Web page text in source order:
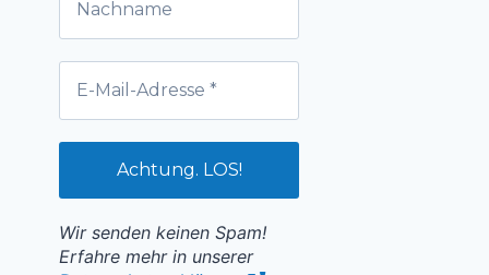
Wir senden keinen Spam!
Erfahre mehr in unserer